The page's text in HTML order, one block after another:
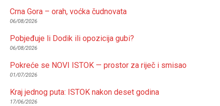
Crna Gora – orah, voćka čudnovata
06/08/2026
Pobjeđuje li Dodik ili opozicija gubi?
06/08/2026
Pokreće se NOVI ISTOK — prostor za riječ i smisao
01/07/2026
Kraj jednog puta: ISTOK nakon deset godina
17/06/2026